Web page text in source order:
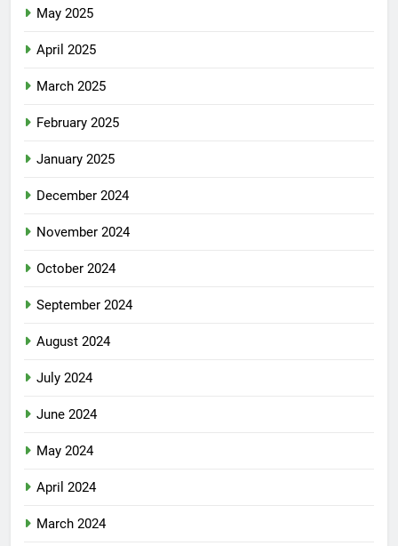
May 2025
April 2025
March 2025
February 2025
January 2025
December 2024
November 2024
October 2024
September 2024
August 2024
July 2024
June 2024
May 2024
April 2024
March 2024